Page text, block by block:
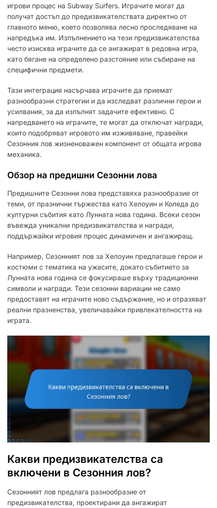
игрови процес на Subway Surfers. Играчите могат да
получат достъп до предизвикателствата директно от
главното меню, което позволява лесно проследяване на
напредъка им. Изпълнението на тези предизвикателства
често изисква играчите да се ангажират в редовна игра,
като бягане на определено разстояние или събиране на
специфични предмети.
Тази интеграция насърчава играчите да приемат
разнообразни стратегии и да изследват различни герои и
усилвания, за да изпълнят задачите ефективно. С
напредването на играчите, те могат да отключат награди,
които подобряват игровото им изживяване, правейки
Сезонния лов жизненоважен компонент от общата игрова
механика.
Обзор на предишни Сезонни лова
Предишните Сезонни лова представяха разнообразие от
теми, от празнични тържества като Хелоуин и Коледа до
културни събития като Лунната нова година. Всеки сезон
въвежда уникални предизвикателства и награди,
поддържайки игровия процес динамичен и ангажиращ.
Например, Сезонният лов за Хелоуин предлагаше герои и
костюми с тематика на ужасите, докато събитието за
Лунната нова година се фокусираше върху традиционни
символи и награди. Тези сезонни вариации не само
предоставят на играчите ново съдържание, но и отразяват
реални празненства, увеличавайки привлекателността на
играта.
Какви предизвикателства са
включени в Сезонния лов?
Сезонният лов предлага разнообразие от
предизвикателства, проектирани да ангажират